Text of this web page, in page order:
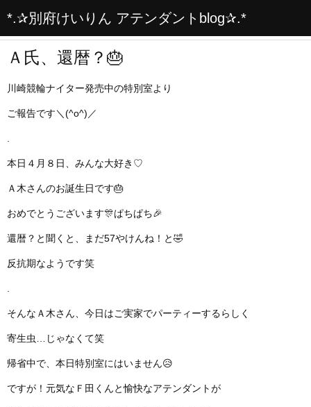
*.✰別府けいりん アテンダントblog✰.*
Ａ氏、還暦？🎂
川崎競輪ナイター発売中の特別室より
ご報告です＼(^o^)／
本日４月８日、みんな大好き♡
Ａ木さんのお誕生日です🎂
おめでとうございます🎊ぱちぱち🎉
還暦？と聞くと、まだ57やけんね！と🤣
反抗期なようです笑
そんなＡ木さん、今日はご実家でパーティーするらしく
寄生虫…じゃなくて笑
帰省中で、本日特別室にはいません😥
ですが！元気なＦ田くんと愉快なアテンダントが